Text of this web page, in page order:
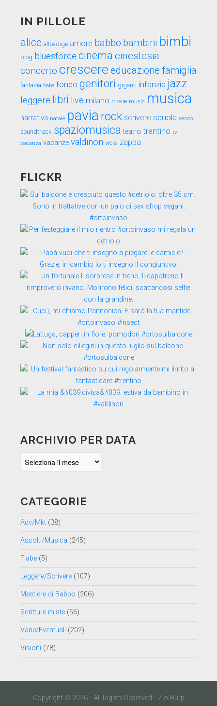
IN PILLOLE
alice altoadige amore babbo bambini bimbi
blog bluesforce cinema cinestesia
concerto crescere educazione famiglia
fantasia fiabe fondo genitori giganti infanzia jazz
leggere libri live milano movie music musica
narrativa natale pavia rock scrivere scuola sesso
soundtrack spaziomusica teatro trentino tv
vacanza vacanze valdinon viola zappa
FLICKR
ARCHIVIO PER DATA
CATEGORIE
Adv/Mkt(38)
Ascolti/Musica (245)
Fiabe(5)
Leggere/Scrivere(107)
Mestiere di Babbo (206)
Scritture miste(56)
Varie/Eventuali (202)
Visioni (78)
Copyright © 2026 · All Rights Reserved · Zio Burp